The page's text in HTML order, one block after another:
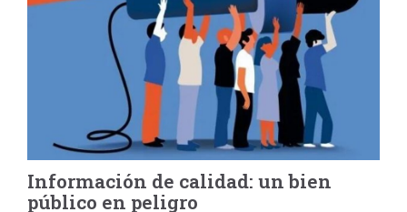
Información de calidad: un bien
público en peligro